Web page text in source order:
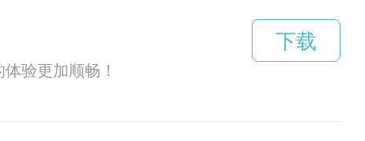
验更加顺畅！
下载